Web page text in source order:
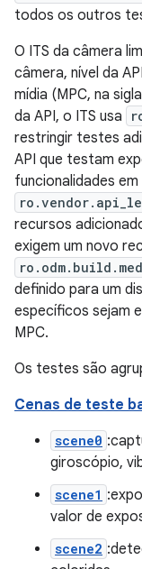
todos os outros
O ITS da câmera
câmera, nível da
mídia (MPC, na
da API, o ITS usa
restringir testes
API que testam
funcionalidades em
recursos
exigem um novo
definido para um
específicos sejam
MPC.
Os testes são
Cenas de teste
scene0
giroscópio,
scene1
valor de
scene2